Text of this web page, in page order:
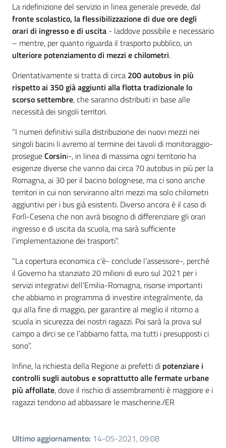
La ridefinizione del servizio in linea generale prevede, dal
fronte scolastico, la flessibilizzazione di due ore degli
orari di ingresso e di uscita - laddove possibile e necessario
– mentre, per quanto riguarda il trasporto pubblico, un
ulteriore potenziamento di mezzi e chilometri.
Orientativamente si tratta di circa 200 autobus in più
rispetto ai 350 già aggiunti alla flotta tradizionale lo
scorso settembre, che saranno distribuiti in base alle
necessità dei singoli territori.
“I numeri definitivi sulla distribuzione dei nuovi mezzi nei
singoli bacini li avremo al termine dei tavoli di monitoraggio-
prosegueCorsini-, in linea di massima ogni territorio ha
esigenze diverse che vanno dai circa 70 autobus in più per la
Romagna, ai 30 per il bacino bolognese, ma ci sono anche
territori in cui non serviranno altri mezzi ma solo chilometri
aggiuntivi per i bus già esistenti. Diverso ancora è il caso di
Forlì-Cesena che non avrà bisogno di differenziare gli orari
ingresso e di uscita da scuola, ma sarà sufficiente
l’implementazione dei trasporti”.
“La copertura economica c’è- conclude l’assessore-, perché
il Governo ha stanziato 20 milioni di euro sul 2021 per i
servizi integrativi dell’Emilia-Romagna, risorse importanti
che abbiamo in programma di investire integralmente, da
qui alla fine di maggio, per garantire al meglio il ritorno a
scuola in sicurezza dei nostri ragazzi. Poi sarà la prova sul
campo a dirci se ce l’abbiamo fatta, ma tutti i presupposti ci
sono”.
Infine, la richiesta della Regione ai prefetti di potenziare i
controlli sugli autobus e soprattutto alle fermate urbane
più affollate, dove il rischio di assembramenti è maggiore e i
ragazzi tendono ad abbassare le mascherine./ER
Ultimo aggiornamento: 14-05-2021, 09:08